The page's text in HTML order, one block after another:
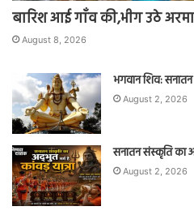
बारिश आई गाँव की,भीग उठे
August 8, 2026
भगवान शिव:
August 2, 2026
सनातन संस्कृति का
August 2, 2026